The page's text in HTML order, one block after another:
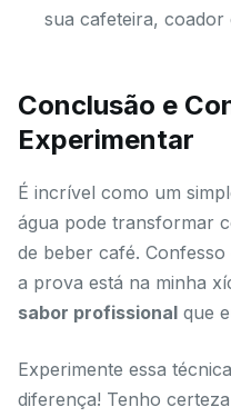
sua cafeteira, coador
Conclusão e
Experimentar
É incrível como um
água pode transformar
de beber café.
a prova está na minha
sabor profissional que
Experimente essa
diferença! Tenho